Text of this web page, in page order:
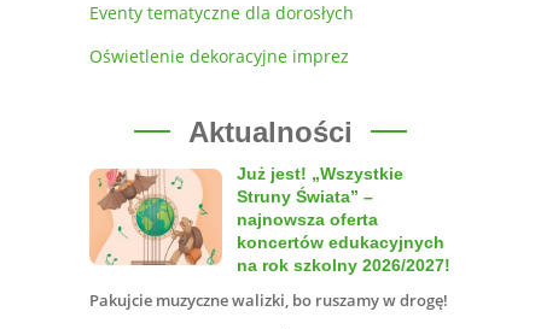
Eventy tematyczne dla dorosłych
Oświetlenie dekoracyjne imprez
Aktualności
Już jest! „Wszystkie
Struny Świata” –
najnowsza oferta
koncertów edukacyjnych
na rok szkolny 2026/2027!
Pakujcie muzyczne walizki, bo ruszamy w drogę!